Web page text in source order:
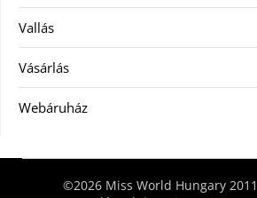
Vallás
Vásárlás
Webáruház
©2026 Miss World Hungary